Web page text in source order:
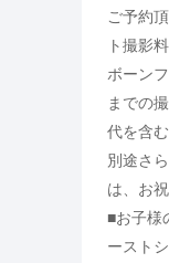
ご予約
ト撮影
ボーン
までの
代を含
別途さ
は、お
■お子様
ースト